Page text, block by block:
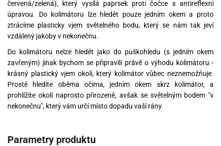
červená/zelená), který vysílá paprsek proti čočce s antireflexní
úpravou. Do kolimátoru lze hledět pouze jedním okem a proto
ztrácíme plasticky vjem světelného bodu, který se nám tak jeví
vzdálený jakoby v nekonečnu.
Do kolimátoru nelze hledět jako do puškohledu (s jedním okem
zavřeným) jinak bychom se připravili právě o výhodu kolimátoru -
krásný plastický vjem okolí, který kolimátor vůbec neznemožňuje.
Prostě hledíte oběma očima, jedním okem skrz kolimátor, a
prohlížíte okolí naprosto přirozeně, avšak se světelným bodem "v
nekonečnu", který vám určí místo dopadu vaší rány.
Parametry produktu